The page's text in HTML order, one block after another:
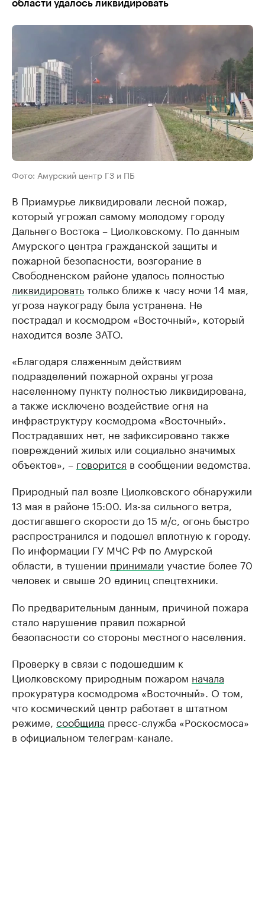
области удалось ликвидировать
Фото: Амурский центр ГЗ и ПБ
В Приамурье ликвидировали лесной пожар,
который угрожал самому молодому городу
Дальнего Востока – Циолковскому. По данным
Амурского центра гражданской защиты и
пожарной безопасности, возгорание в
Свободненском районе удалось полностью
ликвидироватьтолько ближе к часу ночи 14 мая,
угроза наукограду была устранена. Не
пострадал и космодром «Восточный», который
находится возле ЗАТО.
«Благодаря слаженным действиям
подразделений пожарной охраны угроза
населенному пункту полностью ликвидирована,
а также исключено воздействие огня на
инфраструктуру космодрома «Восточный».
Пострадавших нет, не зафиксировано также
повреждений жилых или социально значимых
объектов», – говорится в сообщении ведомства.
Природный пал возле Циолковского обнаружили
13 мая в районе 15:00. Из-за сильного ветра,
достигавшего скорости до 15 м/с, огонь быстро
распространился и подошел вплотную к городу.
По информации ГУ МЧС РФ по Амурской
области, в тушении принимали участие более 70
человек и свыше 20 единиц спецтехники.
По предварительным данным, причиной пожара
стало нарушение правил пожарной
безопасности со стороны местного населения.
Проверку в связи с подошедшим к
Циолковскому природным пожаром начала
прокуратура космодрома «Восточный». О том,
что космический центр работает в штатном
режиме, сообщила пресс-служба «Роскосмоса»
в официальном телеграм-канале.